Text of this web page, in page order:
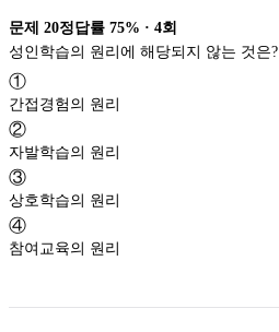
문제 20정답률 75% · 4회
성인학습의 원리에 해당되지 않는 것은?
①
간접경험의 원리
②
자발학습의 원리
③
상호학습의 원리
④
참여교육의 원리